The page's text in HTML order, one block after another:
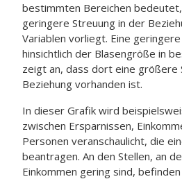
bestimmten Bereichen
geringere Streuung in der
Variablen vorliegt. Eine
hinsichtlich der Blasengröße in
zeigt an, dass dort eine größere
Beziehung vorhanden ist.
In dieser Grafik wird
zwischen Ersparnissen,
Personen veranschaulicht, die
beantragen. An den Stellen, an
Einkommen gering sind,